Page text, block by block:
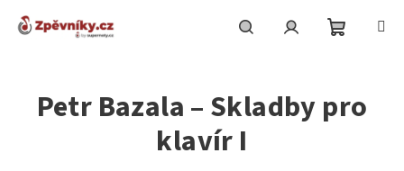
košík
Petr Bazala – Skladby pro
klavír I